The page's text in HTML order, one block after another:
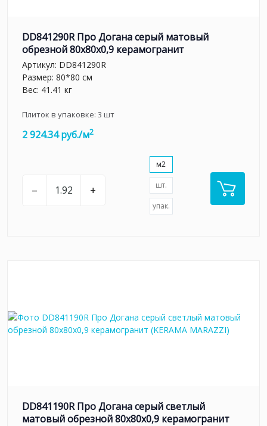
DD841290R Про Догана серый матовый
обрезной 80x80x0,9 керамогранит
Артикул: DD841290R
Размер: 80*80 см
Вес: 41.41 кг
Плиток в упаковке: 3 шт
2 924.34 руб./м2
– +
м2
шт.
упак.
DD841190R Про Догана серый светлый
матовый обрезной 80x80x0,9 керамогранит